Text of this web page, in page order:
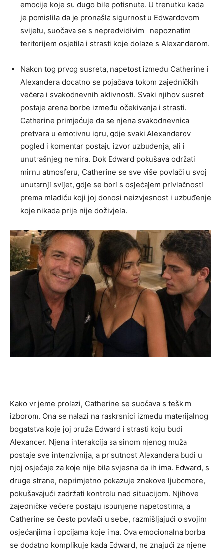
emocije koje su dugo bile potisnute. U trenutku kada
je pomislila da je pronašla sigurnost u Edwardovom
svijetu, suočava se s nepredvidivim i nepoznatim
teritorijem osjetila i strasti koje dolaze s Alexanderom.
Nakon tog prvog susreta, napetost između Catherine i
Alexandera dodatno se pojačava tokom zajedničkih
večera i svakodnevnih aktivnosti. Svaki njihov susret
postaje arena borbe između očekivanja i strasti.
Catherine primjećuje da se njena svakodnevnica
pretvara u emotivnu igru, gdje svaki Alexanderov
pogled i komentar postaju izvor uzbuđenja, ali i
unutrašnjeg nemira. Dok Edward pokušava održati
mirnu atmosferu, Catherine se sve više povlači u svoj
unutarnji svijet, gdje se bori s osjećajem privlačnosti
prema mladiću koji joj donosi neizvjesnost i uzbuđenje
koje nikada prije nije doživjela.
Kako vrijeme prolazi, Catherine se suočava s teškim
izborom. Ona se nalazi na raskrsnici između materijalnog
bogatstva koje joj pruža Edward i strasti koju budi
Alexander. Njena interakcija sa sinom njenog muža
postaje sve intenzivnija, a prisutnost Alexandera budi u
njoj osjećaje za koje nije bila svjesna da ih ima. Edward, s
druge strane, neprimjetno pokazuje znakove ljubomore,
pokušavajući zadržati kontrolu nad situacijom. Njihove
zajedničke večere postaju ispunjene napetostima, a
Catherine se često povlači u sebe, razmišljajući o svojim
osjećanjima i opcijama koje ima. Ova emocionalna borba
se dodatno komplikuje kada Edward, ne znajući za njene